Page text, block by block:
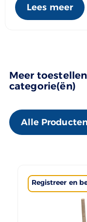
Lees meer
Meer
categorie(ën)
Alle Producten
Registreer en